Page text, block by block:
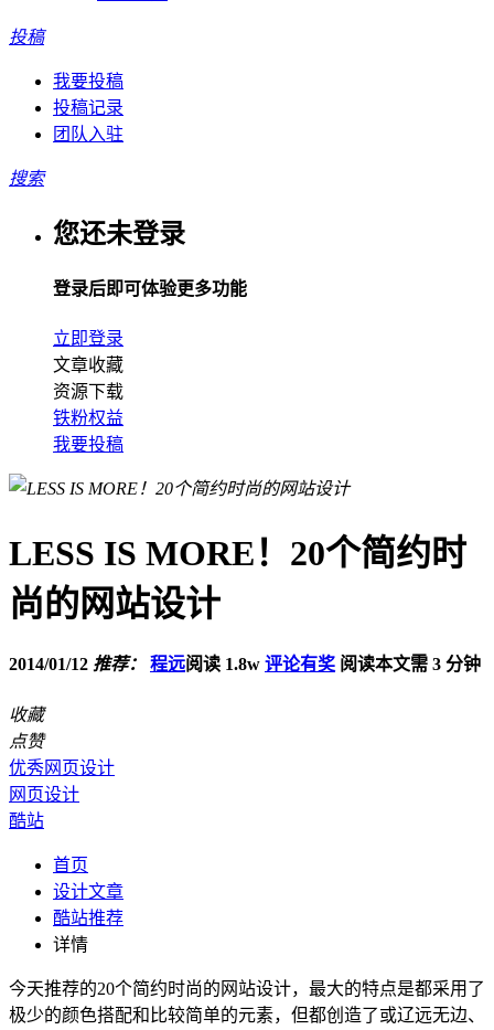
投稿
我要投稿
投稿记录
团队入驻
搜索
您还未登录
登录后即可体验更多功能
立即登录
文章收藏
资源下载
铁粉权益
我要投稿
LESS IS MORE！20个简约时
尚的网站设计
2014/01/12 推荐： 程远阅读 1.8w 评论有奖 阅读本文需 3 分钟
收藏
点赞
优秀网页设计
网页设计
酷站
首页
设计文章
酷站推荐
详情
今天推荐的20个简约时尚的网站设计，最大的特点是都采用了
极少的颜色搭配和比较简单的元素，但都创造了或辽远无边、